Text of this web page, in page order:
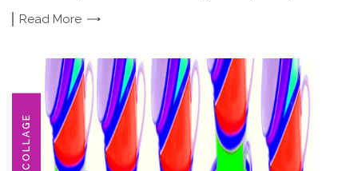
Read More
COLLAGE